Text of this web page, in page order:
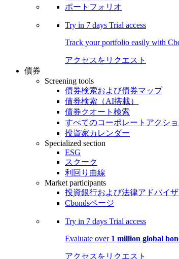
ポートフォリオ
Try in 7 days Trial access
Track your portfolio easily with
アクセスをリクエスト
債券
Screening tools
債券検索および債券マップ
債券検索（AI搭載）
債券クオート検索
すべてのコーポレートアクシ
投資家カレンダー
Specialized section
ESG
スクーク
利回り曲線
Market participants
投資銀行および法律アドバイ
Cbondsページ
Try in 7 days Trial access
Evaluate over 1 million global
アクセスをリクエスト